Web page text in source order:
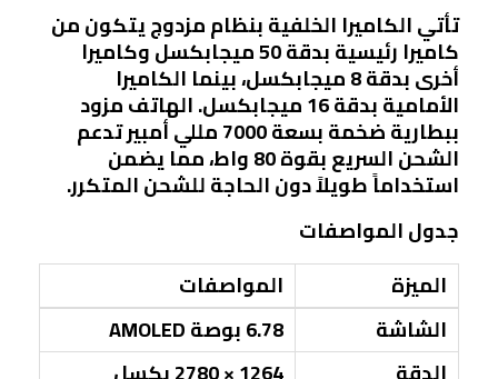
تأتي الكاميرا الخلفية بنظام مزدوج يتكون من
كاميرا رئيسية بدقة 50 ميجابكسل وكاميرا
أخرى بدقة 8 ميجابكسل، بينما الكاميرا
الأمامية بدقة 16 ميجابكسل. الهاتف مزود
ببطارية ضخمة بسعة 7000 مللي أمبير تدعم
الشحن السريع بقوة 80 واط، مما يضمن
استخداماً طويلاً دون الحاجة للشحن المتكرر.
جدول المواصفات
الميزة
المواصفات
الشاشة
6.78 بوصة AMOLED